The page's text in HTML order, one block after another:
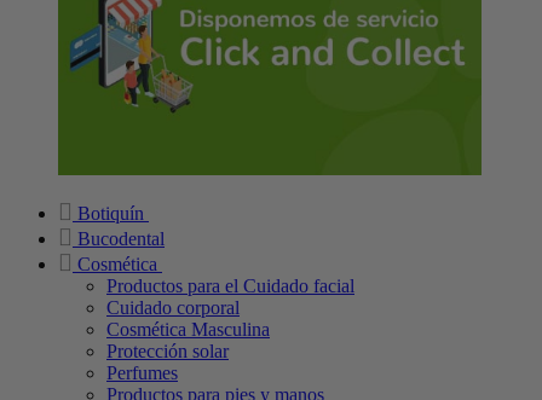
Botiquín
Bucodental
Cosmética
Productos para el Cuidado facial
Cuidado corporal
Cosmética Masculina
Protección solar
Perfumes
Productos para pies y manos